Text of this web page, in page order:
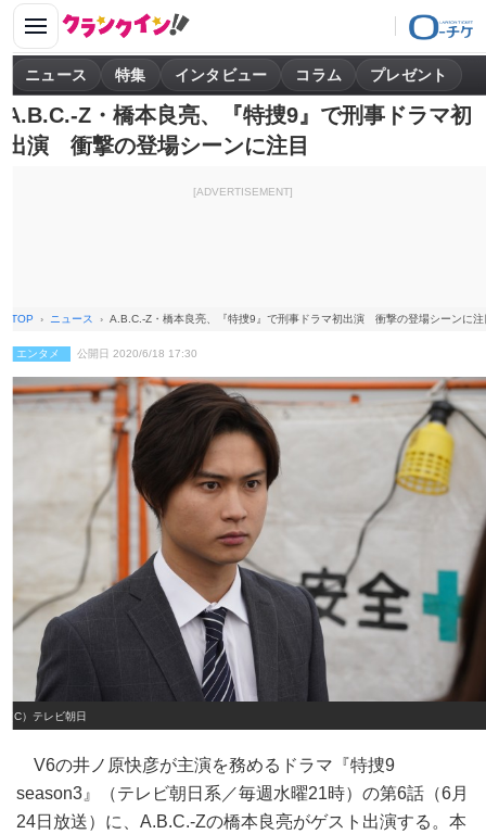
ニュース 特集 インタビュー コラム プレゼント
A.B.C.‐Z・橋本良亮、『特捜9』で刑事ドラマ初
出演 衝撃の登場シーンに注目
[ADVERTISEMENT]
TOP ニュース A.B.C.‐Z・橋本良亮、『特捜9』で刑事ドラマ初出演 衝撃の登場シーンに注
エンタメ 公開日 2020/6/18 17:30
（C）テレビ朝日
V6の井ノ原快彦が主演を務めるドラマ『特捜9
season3』（テレビ朝日系／毎週水曜21時）の第6話（6月
24日放送）に、A.B.C.‐Zの橋本良亮がゲスト出演する。本